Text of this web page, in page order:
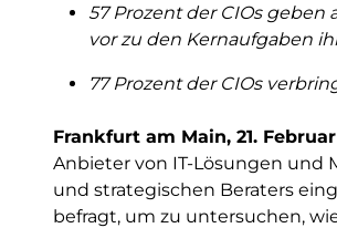
57 Prozent der CIOs
vor zu den Kernaufgaben
77 Prozent der CIOs
Frankfurt am Main, 21. Februar
Anbieter von IT-Lösungen und
und strategischen Beraters
befragt, um zu untersuchen,